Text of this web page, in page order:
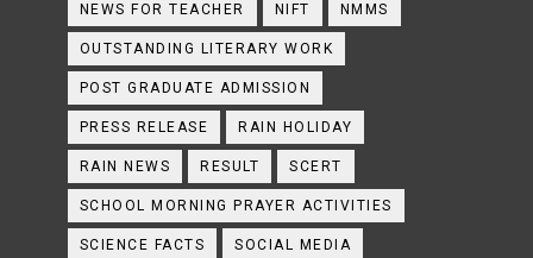
NEWS FOR TEACHER NIFT NMMS
OUTSTANDING LITERARY WORK
POST GRADUATE ADMISSION
PRESS RELEASE RAIN HOLIDAY
RAIN NEWS RESULT SCERT
SCHOOL MORNING PRAYER ACTIVITIES
SCIENCE FACTS SOCIAL MEDIA